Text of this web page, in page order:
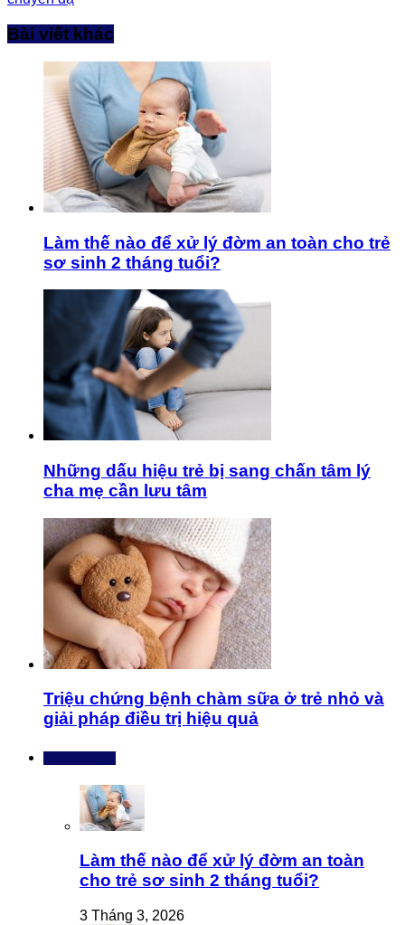
Bài viết khác
Làm thế nào để xử lý đờm an toàn cho trẻ
sơ sinh 2 tháng tuổi?
Những dấu hiệu trẻ bị sang chấn tâm lý
cha mẹ cần lưu tâm
Triệu chứng bệnh chàm sữa ở trẻ nhỏ và
giải pháp điều trị hiệu quả
Làm thế nào để xử lý đờm an toàn
cho trẻ sơ sinh 2 tháng tuổi?
3 Tháng 3, 2026